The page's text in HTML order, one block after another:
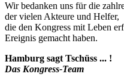
Wir bedanken uns für die
der vielen Akteure und Helfer,
die den Kongress mit Leben
Ereignis gemacht haben.
Hamburg sagt Tschüss ... !
Das Kongress-Team